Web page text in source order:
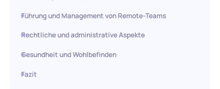
Führung und Management von Remote-Teams
Rechtliche und administrative Aspekte
Gesundheit und Wohlbefinden
Fazit